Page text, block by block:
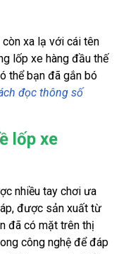
xa lạ với cái tên
lốp xe hàng đầu thế
thể bạn đã gắn bó
đọc thông số
lốp xe
nhiều tay chơi ưa
được sản xuất từ
đã có mặt trên thị
công nghệ để đáp